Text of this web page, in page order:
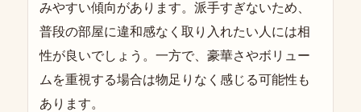
みやすい傾向があります。派手すぎないため、
普段の部屋に違和感なく取り入れたい人には相
性が良いでしょう。一方で、豪華さやボリュー
ムを重視する場合は物足りなく感じる可能性も
あります。